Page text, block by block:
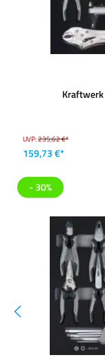
UVP:235,62 €*
159,73 €*
- 30%